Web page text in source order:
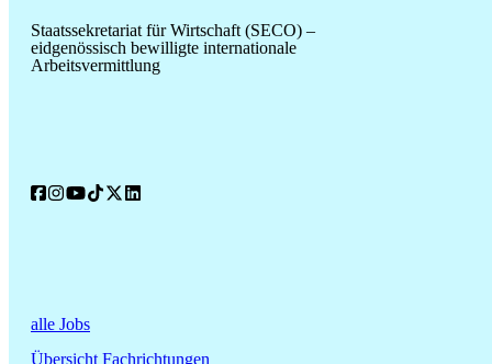
Staatssekretariat für Wirtschaft (SECO) –
eidgenössisch bewilligte internationale
Arbeitsvermittlung
alle Jobs
Übersicht Fachrichtungen